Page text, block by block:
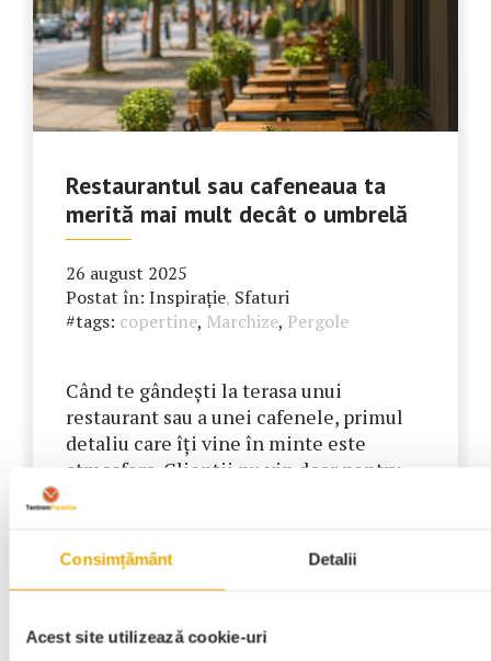
Consimțământ Detalii
Acest site utilizează cookie-uri
Restaurantul sau cafeneaua ta
merită mai mult decât o umbrelă
26 august 2025
Postat în: Inspirație, Sfaturi
#tags: copertine, Marchize, Pergole
Când te gândești la terasa unui
restaurant sau a unei cafenele, primul
detaliu care îți vine în minte este
atmosfera. Clienții nu vin doar pentru
spațiul. O umbrelă clasică poate rezolva
parțial problema soarelui, dar îți oferă